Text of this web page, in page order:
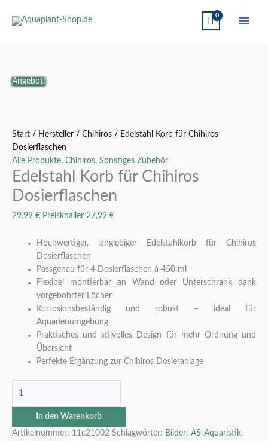
Angebot!
Start / Hersteller / Chihiros / Edelstahl Korb für Chihiros
Dosierflaschen
Alle Produkte, Chihiros, Sonstiges Zubehör
Edelstahl Korb für Chihiros
Dosierflaschen
29,99€
Ursprünglicher
Preisknaller 27,99 €
Hochwertiger, langlebiger Edelstahlkorb für Chihiros
Dosierflaschen
Passgenau für 4 Dosierflaschen à 450 ml
Flexibel montierbar an Wand oder Unterschrank dank
vorgebohrter Löcher
Korrosionsbeständig und robust – ideal für
Aquarienumgebung
Praktisches und stilvolles Design für mehr Ordnung und
Übersicht
Perfekte Ergänzung zur Chihiros Dosieranlage
Edelstahl
Dosierflaschen
Menge
In den Warenkorb
Artikelnummer: 11c21002 Schlagwörter: Bilder: AS-Aquaristik,